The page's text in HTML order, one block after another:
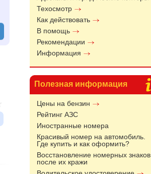
Техосмотр
Как действовать
В помощь
Рекомендации
Информация
Полезная информация
Цены на бензин
Рейтинг АЗС
Иностранные номера
Красивый номер на автомобиль.
Где купить и как оформить?
Восстановление номерных знаков
после их кражи